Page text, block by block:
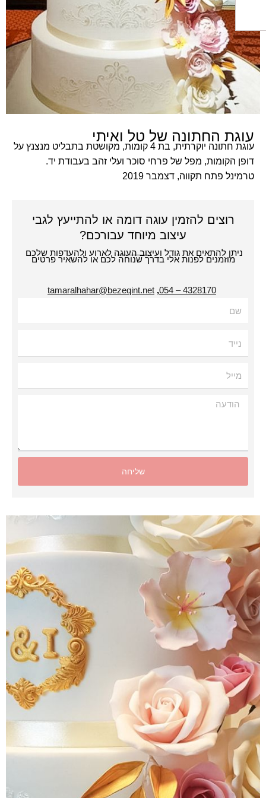
החתונה של טל ואיתי
עוגת חתונה יוקרתית, בת 4 קומות, מקושטת בתבליט מנצנץ על
הקומות, מפל של פרחי סוכר ועלי זהב בעבודת יד.
פתח תקווה, דצמבר 2019
רוצים להזמין עוגה דומה או להתייעץ לגבי
עיצוב מיוחד עבורכם?
להתאים את גודל ועיצוב העוגה לארוע ולהעדפות שלכם
מוזמנים לפנות אלי בדרך שנוחה לכם או להשאיר פרטים
4328170 – 054
,
tamaralhahar@bezeqint.net